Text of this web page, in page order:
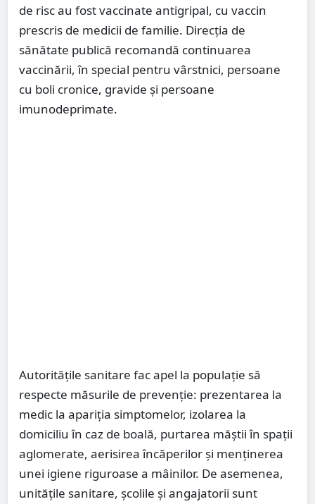
de risc au fost vaccinate antigripal, cu vaccin
prescris de medicii de familie. Direcția de
sănătate publică recomandă continuarea
vaccinării, în special pentru vârstnici, persoane
cu boli cronice, gravide și persoane
imunodeprimate.
Autoritățile sanitare fac apel la populație să
respecte măsurile de prevenție: prezentarea la
medic la apariția simptomelor, izolarea la
domiciliu în caz de boală, purtarea măștii în spații
aglomerate, aerisirea încăperilor și menținerea
unei igiene riguroase a mâinilor. De asemenea,
unitățile sanitare, școlile și angajatorii sunt